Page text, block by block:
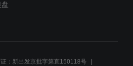
：新出发京批字第直150118号